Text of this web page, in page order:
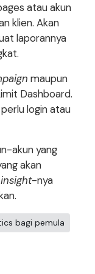
atau akun
klien. Akan
laporannya
maupun
Dashboard.
login atau
akun yang
akan
insight-nya
bagi pemula